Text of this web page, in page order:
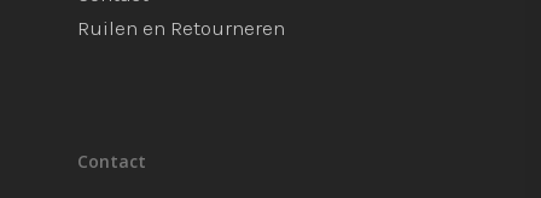
Ruilen en Retourneren
Contact